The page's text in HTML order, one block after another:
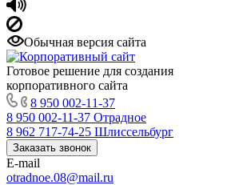
Обычная версия сайта
Готовое решение для создания
корпоративного сайта
8 950 002-11-37
8 950 002-11-37 Отрадное
8 962 717-74-25 Шлиссельбург
Заказать звонок
E-mail
otradnoe.08@mail.ru